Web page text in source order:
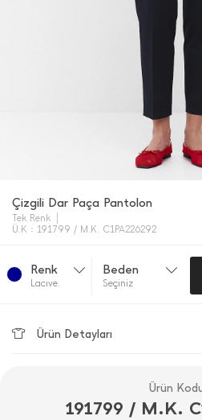
Çizgili Dar Paça Pantolon
Tek Renk
Ü.K : 191799 / M.K. C1PA226292
Renk
Lacıve.
Beden
Seçiniz
Ürün Detayları
Ürün
191799 / M.K.